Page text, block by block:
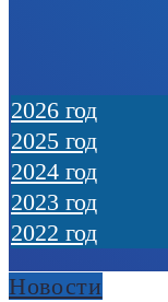
2026 год
2025 год
2024 год
2023 год
2022 год
Новости